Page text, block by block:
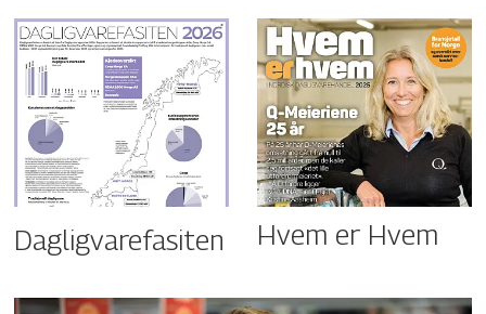
Dagligvarefasiten Hvem er Hvem